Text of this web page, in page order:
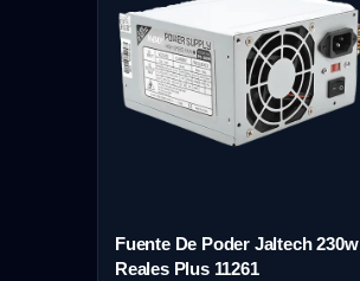
Fuente De Poder Jaltech 230w
Reales Plus 11261